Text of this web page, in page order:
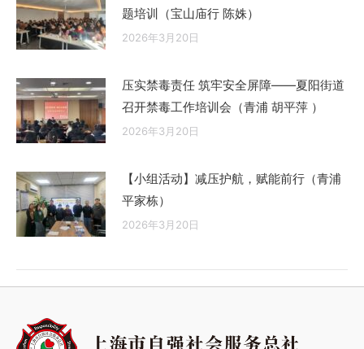
题培训（宝山庙行 陈姝）
2026年3月20日
压实禁毒责任 筑牢安全屏障——夏阳街道
召开禁毒工作培训会（青浦 胡平萍 ）
2026年3月20日
【小组活动】减压护航，赋能前行（青浦
平家栋）
2026年3月20日